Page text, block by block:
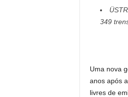
349
Uma nova
anos após
livres de